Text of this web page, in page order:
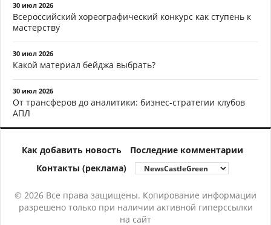
30 июл 2026
Всероссийский хореографический конкурс как ступень к
мастерству
30 июл 2026
Какой материал бейджа выбрать?
30 июл 2026
От трансферов до аналитики: бизнес-стратегии клубов
АПЛ
Как добавить новость
Последние комментарии
Контакты (реклама)
© 2026 Все права защищены. Копирование информации
разрешено только при наличии активной гиперссылки
на сайт